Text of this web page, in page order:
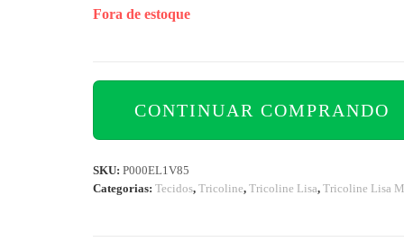
Fora de estoque
CONTINUAR COMPRANDO
SKU:P000EL1V85
Categorias:Tecidos,Tricoline,Tricoline Lisa,Tricoline Lisa